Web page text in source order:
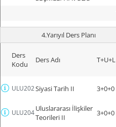
4.Yarıyıl Ders Planı
Ders
Kodu
Ders Adı T+U+L
ULU202Siyasi Tarih II 3+0+0
ULU204Uluslararası İlişkiler
Teorileri II
3+0+0